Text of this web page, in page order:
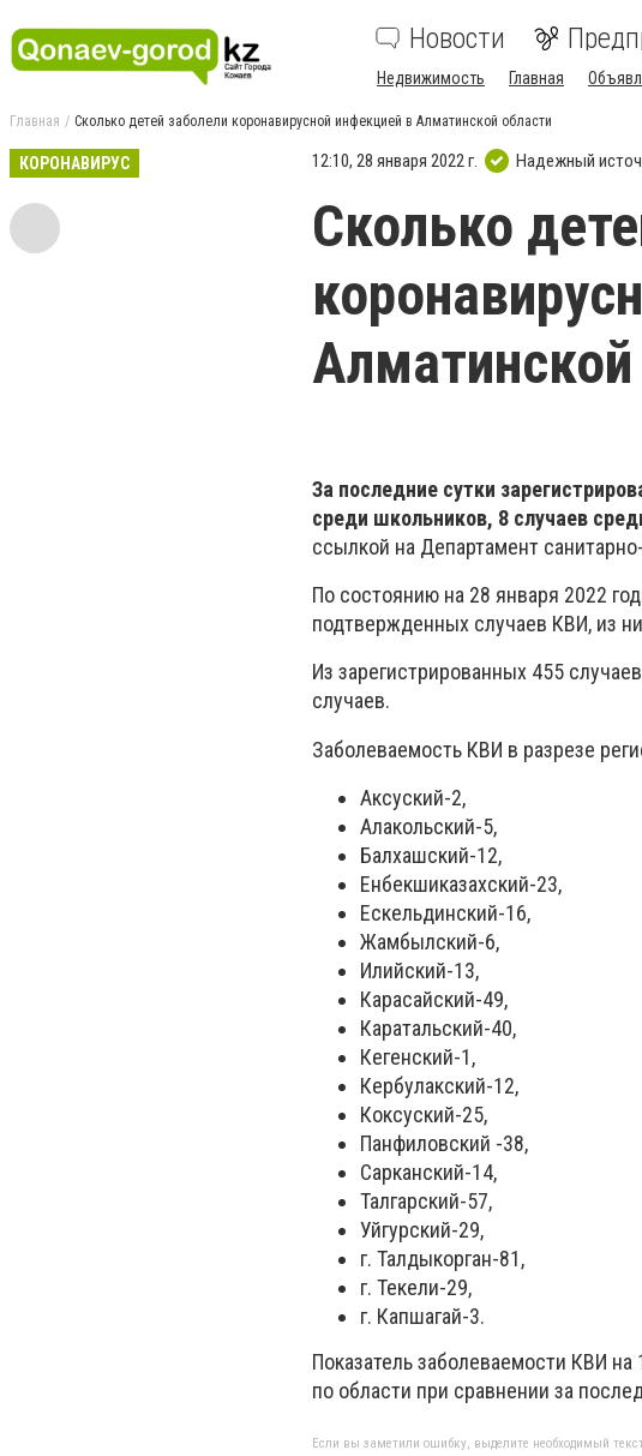
Новости
Недвижимость Главная
Главная Сколько детей заболели коронавирусной инфекцией в Алматинской области
КОРОНАВИРУС 12:10, 28 января 2022 г. Надежный
Сколько
За последние сутки
среди школьников, 8 случаев
ссылкой на Департамент
По состоянию на 28 января 2022
подтвержденных случаев КВИ, из
Из зарегистрированных 455
случаев.
Заболеваемость КВИ в разрезе
Аксуский-2,
Алакольский-5,
Балхашский-12,
Енбекшиказахский-23,
Ескельдинский-16,
Жамбылский-6,
Илийский-13,
Карасайский-49,
Каратальский-40,
Кегенский-1,
Кербулакский-12,
Коксуский-25,
Панфиловский -38,
Сарканский-14,
Талгарский-57,
Уйгурский-29,
г. Талдыкорган-81,
г. Текели-29,
г. Капшагай-3.
Показатель заболеваемости КВИ
по области при сравнении за
Если вы заметили ошибку, выделите необходимый